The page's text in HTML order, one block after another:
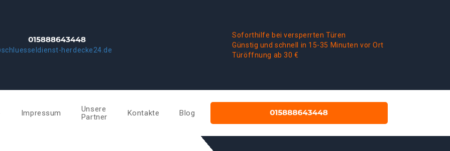
herdecke24.de
Soforthilfe bei versperrten Türen
Günstig und schnell in 15-35 Minuten vor Ort
Türöffnung ab 30 €
Impressum
Unsere
Partner
Kontakte Blog